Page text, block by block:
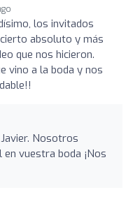
los invitados
absoluto y más
que nos hicieron.
vino a la boda y nos
Nosotros
vuestra boda ¡Nos